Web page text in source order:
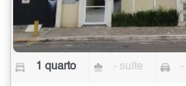
1 quarto - suíte